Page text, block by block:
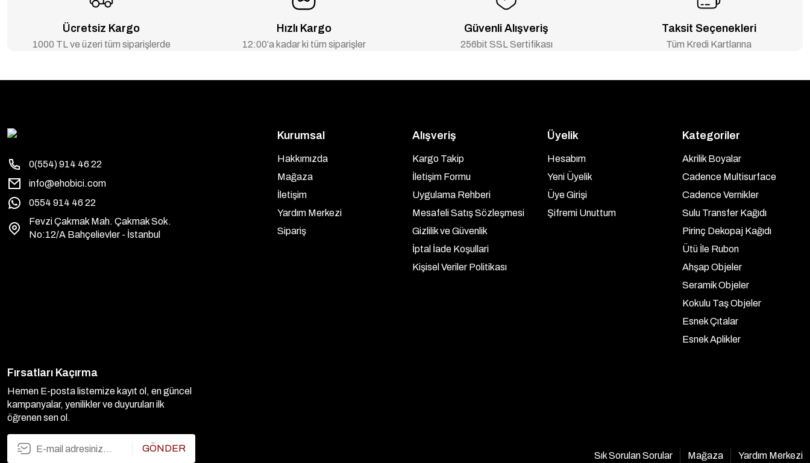
Ücretsiz Kargo
1000 TL ve üzeri tüm siparişlerde
Hızlı Kargo
12:00’a kadar ki tüm siparişler
Güvenli Alışveriş
256bit SSL Sertifikası
Taksit Seçenekleri
Tüm Kredi Kartlarına
0(554) 914 46 22
info@ehobici.com
0554 914 46 22
Fevzi Çakmak Mah. Çakmak Sok.
No:12/A Bahçelievler - İstanbul
Kurumsal
Hakkımızda
Mağaza
İletişim
Yardım Merkezi
Sipariş
Alışveriş
Kargo Takip
İletişim Formu
Uygulama Rehberi
Mesafeli Satış Sözleşmesi
Gizlilik ve Güvenlik
İptal İade Koşullari
Kişisel Veriler Politikası
Üyelik
Hesabım
Yeni Üyelik
Üye Girişi
Şifremi Unuttum
Kategoriler
Akrilik Boyalar
Cadence Multisurface
Cadence Vernikler
Sulu Transfer Kağıdı
Pirinç Dekopaj Kağıdı
Ütü İle Rubon
Ahşap Objeler
Seramik Objeler
Kokulu Taş Objeler
Esnek Çıtalar
Esnek Aplikler
Fırsatları Kaçırma
Hemen E-posta listemize kayıt ol, en güncel
kampanyalar, yenilikler ve duyuruları ilk
öğrenen sen ol.
GÖNDER
Sık Sorulan Sorular Mağaza Yardım Merkezi